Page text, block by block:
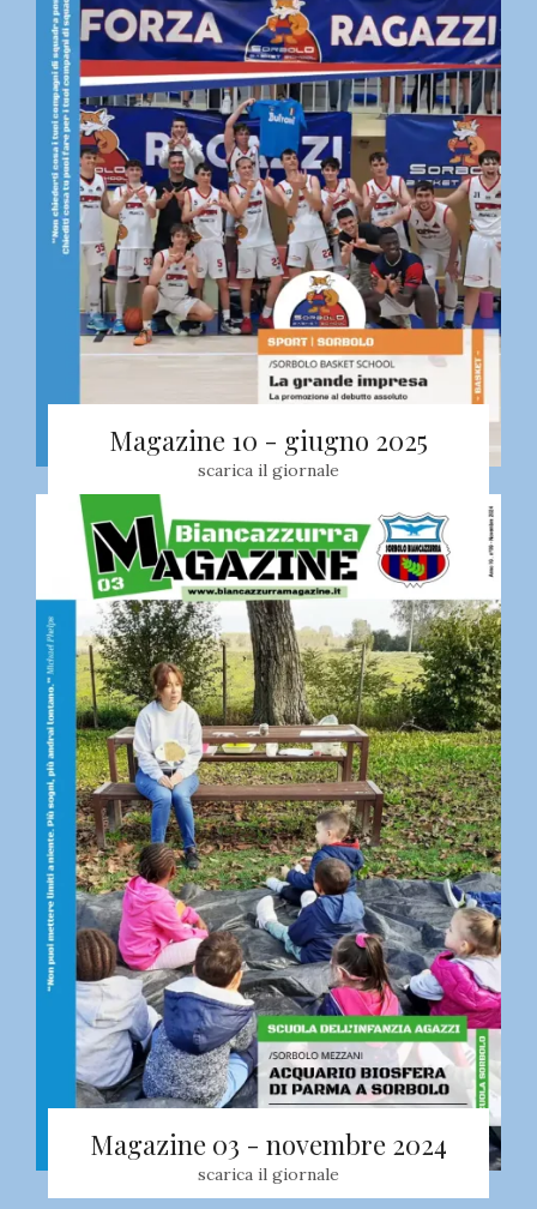
Magazine 10 - giugno 2025
scarica il giornale
Magazine 03 - novembre 2024
scarica il giornale